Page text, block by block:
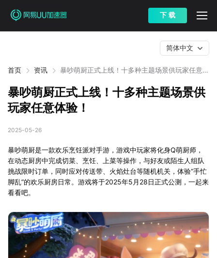
下 载
首页 资讯
暴吵萌厨正式上线！十多种主题场景供玩家任意体
简体中文
暴吵萌厨正式上线！十多种主题场景供
玩家任意体验！
2025-05-26
暴吵萌厨是一款欢乐烹饪派对手游，游戏中玩家将化身Q萌厨师，
在动态厨房中完成切菜、烹饪、上菜等操作，与好友或陌生人组队
挑战限时订单，同时应对传送带、火焰灶台等随机机关，体验“手忙
脚乱”的欢乐厨房日常。游戏将于2025年5月28日正式公测，一起来
看看吧。